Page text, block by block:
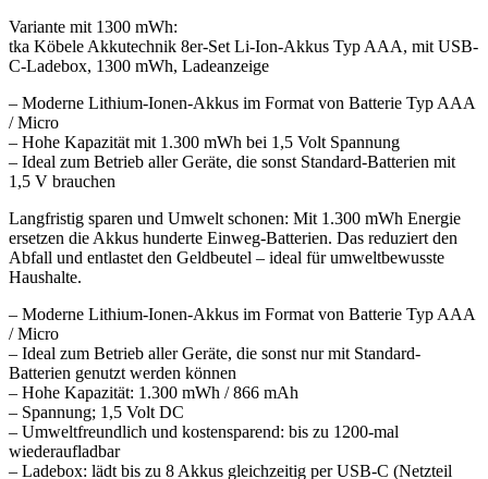
Variante mit 1300 mWh:
tka Köbele Akkutechnik 8er-Set Li-Ion-Akkus Typ AAA, mit USB-
C-Ladebox, 1300 mWh, Ladeanzeige
– Moderne Lithium-Ionen-Akkus im Format von Batterie Typ AAA
/ Micro
– Hohe Kapazität mit 1.300 mWh bei 1,5 Volt Spannung
– Ideal zum Betrieb aller Geräte, die sonst Standard-Batterien mit
1,5 V brauchen
Langfristig sparen und Umwelt schonen: Mit 1.300 mWh Energie
ersetzen die Akkus hunderte Einweg-Batterien. Das reduziert den
Abfall und entlastet den Geldbeutel – ideal für umweltbewusste
Haushalte.
– Moderne Lithium-Ionen-Akkus im Format von Batterie Typ AAA
/ Micro
– Ideal zum Betrieb aller Geräte, die sonst nur mit Standard-
Batterien genutzt werden können
– Hohe Kapazität: 1.300 mWh / 866 mAh
– Spannung; 1,5 Volt DC
– Umweltfreundlich und kostensparend: bis zu 1200-mal
wiederaufladbar
– Ladebox: lädt bis zu 8 Akkus gleichzeitig per USB-C (Netzteil